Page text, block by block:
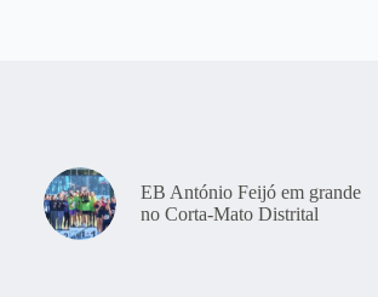
EB António Feijó em grande
no Corta-Mato Distrital